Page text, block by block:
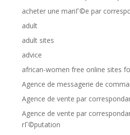
acheter une mariГ©e par
adult
adult sites
advice
african-women free online sites
Agence de messagerie de
Agence de vente par
Agence de vente par
rГ©putation